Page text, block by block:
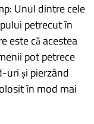
Unul dintre cele
petrecut în
este că acestea
pot petrece
uri și pierzând
în mod mai